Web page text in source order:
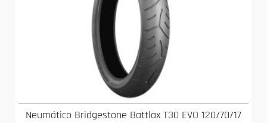
Neumático Bridgestone Battlax T30 EVO 120/70/17